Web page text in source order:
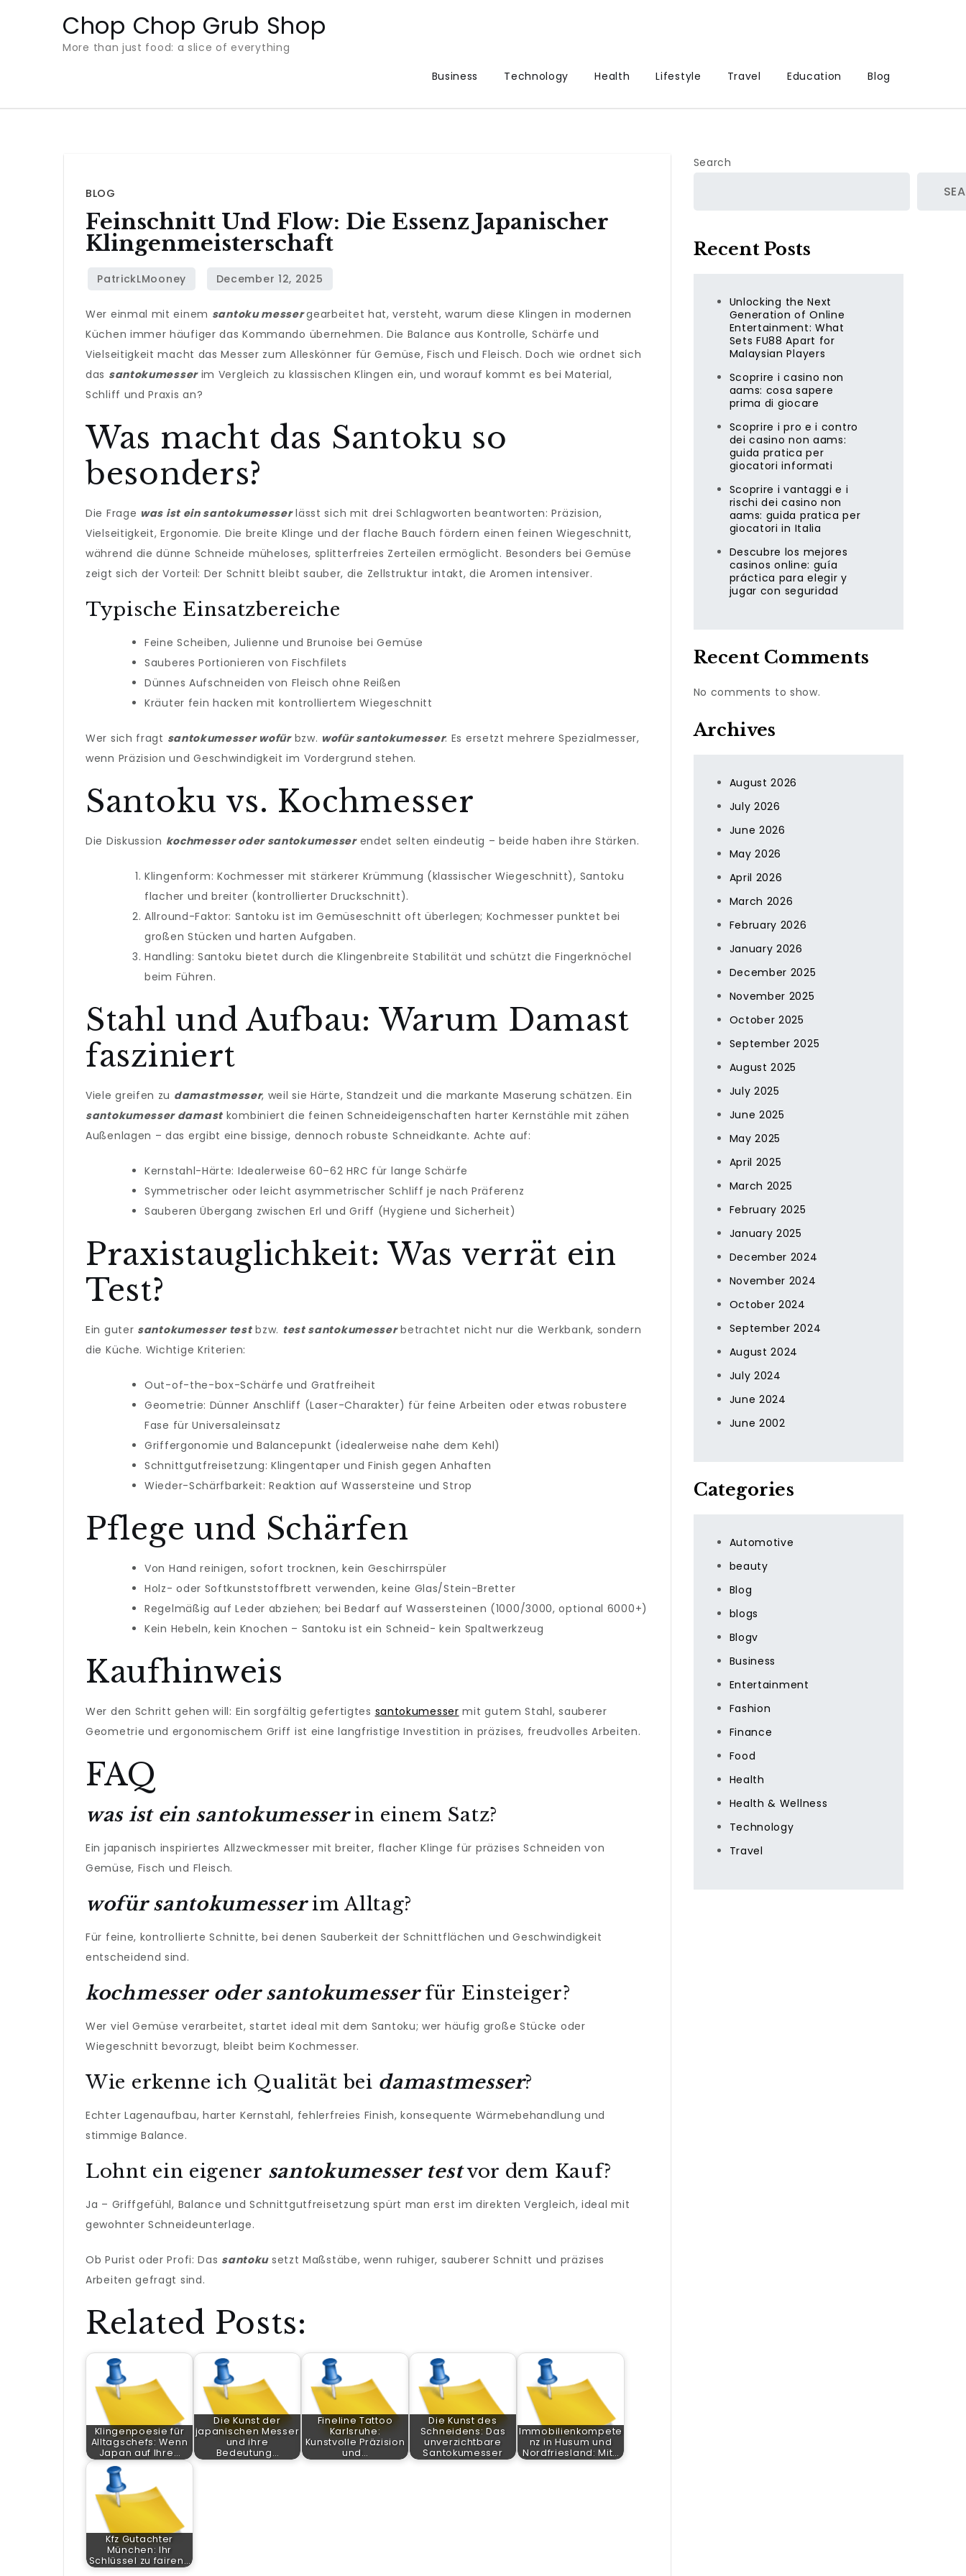
Chop Chop Grub Shop
More than just food: a slice of everything
Business
Technology Health Lifestyle Travel Education Blog
BLOG
Feinschnitt Und Flow: Die Essenz Japanischer
Klingenmeisterschaft
Wer einmal mit einem santoku messergearbeitet hat, versteht, warum diese Klingen in modernen
Küchen immer häufiger das Kommando übernehmen. Die Balance aus Kontrolle, Schärfe und
Vielseitigkeit macht das Messer zum Alleskönner für Gemüse, Fisch und Fleisch. Doch wie ordnet sich
das santokumesserim Vergleich zu klassischen Klingen ein, und worauf kommt es bei Material,
Schliff und Praxis an?
Was macht das Santoku so
besonders?
Die Frage was ist ein santokumesserlässt sich mit drei Schlagworten beantworten: Präzision,
Vielseitigkeit, Ergonomie. Die breite Klinge und der flache Bauch fördern einen feinen Wiegeschnitt,
während die dünne Schneide müheloses, splitterfreies Zerteilen ermöglicht. Besonders bei Gemüse
zeigt sich der Vorteil: Der Schnitt bleibt sauber, die Zellstruktur intakt, die Aromen intensiver.
Typische Einsatzbereiche
Feine Scheiben, Julienne und Brunoise bei Gemüse
Sauberes Portionieren von Fischfilets
Dünnes Aufschneiden von Fleisch ohne Reißen
Kräuter fein hacken mit kontrolliertem Wiegeschnitt
Wer sich fragt santokumesser wofürbzw. wofür santokumesser: Es ersetzt mehrere Spezialmesser,
wenn Präzision und Geschwindigkeit im Vordergrund stehen.
Santoku vs. Kochmesser
Die Diskussion kochmesser oder santokumesserendet selten eindeutig – beide haben ihre Stärken.
Klingenform: Kochmesser mit stärkerer Krümmung (klassischer Wiegeschnitt), Santoku
flacher und breiter (kontrollierter Druckschnitt).
Allround-Faktor: Santoku ist im Gemüseschnitt oft überlegen; Kochmesser punktet bei
großen Stücken und harten Aufgaben.
Handling: Santoku bietet durch die Klingenbreite Stabilität und schützt die Fingerknöchel
beim Führen.
Stahl und Aufbau: Warum Damast
fasziniert
Viele greifen zu damastmesser, weil sie Härte, Standzeit und die markante Maserung schätzen. Ein
santokumesser damast kombiniert die feinen Schneideigenschaften harter Kernstähle mit zähen
Außenlagen – das ergibt eine bissige, dennoch robuste Schneidkante. Achte auf:
Kernstahl-Härte: Idealerweise 60–62 HRC für lange Schärfe
Symmetrischer oder leicht asymmetrischer Schliff je nach Präferenz
Sauberen Übergang zwischen Erl und Griff (Hygiene und Sicherheit)
Praxistauglichkeit: Was verrät ein
Test?
Ein guter santokumesser testbzw. test santokumesserbetrachtet nicht nur die Werkbank, sondern
die Küche. Wichtige Kriterien:
Out-of-the-box-Schärfe und Gratfreiheit
Geometrie: Dünner Anschliff (Laser-Charakter) für feine Arbeiten oder etwas robustere
Fase für Universaleinsatz
Griffergonomie und Balancepunkt (idealerweise nahe dem Kehl)
Schnittgutfreisetzung: Klingentaper und Finish gegen Anhaften
Wieder-Schärfbarkeit: Reaktion auf Wassersteine und Strop
Pflege und Schärfen
Von Hand reinigen, sofort trocknen, kein Geschirrspüler
Holz- oder Softkunststoffbrett verwenden, keine Glas/Stein-Bretter
Regelmäßig auf Leder abziehen; bei Bedarf auf Wassersteinen (1000/3000, optional 6000+)
Kein Hebeln, kein Knochen – Santoku ist ein Schneid- kein Spaltwerkzeug
Kaufhinweis
Wer den Schritt gehen will: Ein sorgfältig gefertigtes santokumesser mit gutem Stahl, sauberer
Geometrie und ergonomischem Griff ist eine langfristige Investition in präzises, freudvolles Arbeiten.
FAQ
was ist ein santokumesserin einem Satz?
Ein japanisch inspiriertes Allzweckmesser mit breiter, flacher Klinge für präzises Schneiden von
Gemüse, Fisch und Fleisch.
wofür santokumesserim Alltag?
Für feine, kontrollierte Schnitte, bei denen Sauberkeit der Schnittflächen und Geschwindigkeit
entscheidend sind.
kochmesser oder santokumesserfür Einsteiger?
Wer viel Gemüse verarbeitet, startet ideal mit dem Santoku; wer häufig große Stücke oder
Wiegeschnitt bevorzugt, bleibt beim Kochmesser.
Wie erkenne ich Qualität bei damastmesser?
Echter Lagenaufbau, harter Kernstahl, fehlerfreies Finish, konsequente Wärmebehandlung und
stimmige Balance.
Lohnt ein eigener santokumesser testvor dem Kauf?
Ja – Griffgefühl, Balance und Schnittgutfreisetzung spürt man erst im direkten Vergleich, ideal mit
gewohnter Schneideunterlage.
Ob Purist oder Profi: Das santokusetzt Maßstäbe, wenn ruhiger, sauberer Schnitt und präzises
Arbeiten gefragt sind.
Related Posts:
Klingenpoesie für
Alltagschefs: Wenn
Japan auf Ihre…
Die Kunst der
japanischen Messer
und ihre
Bedeutung…
Fineline Tattoo
Karlsruhe:
Kunstvolle Präzision
und…
Die Kunst des
Schneidens: Das
unverzichtbare
Santokumesser
Immobilienkompete
nz in Husum und
Nordfriesland: Mit…
Kfz Gutachter
München: Ihr
Schlüssel zu fairen…
Search
Recent Posts
Unlocking the Next
Generation of Online
Entertainment: What
Sets FU88 Apart for
Malaysian Players
Scoprire i casino non
aams: cosa sapere
prima di giocare
Scoprire i pro e i contro
dei casino non aams:
guida pratica per
giocatori informati
Scoprire i vantaggi e i
rischi dei casino non
aams: guida pratica per
giocatori in Italia
Descubre los mejores
casinos online: guía
práctica para elegir y
jugar con seguridad
Recent Comments
No comments to show.
Archives
August 2026
July 2026
June 2026
May 2026
April 2026
March 2026
February 2026
January 2026
December 2025
November 2025
October 2025
September 2025
August 2025
July 2025
June 2025
May 2025
April 2025
March 2025
February 2025
January 2025
December 2024
November 2024
October 2024
September 2024
August 2024
July 2024
June 2024
June 2002
Categories
Automotive
beauty
Blog
blogs
Blogv
Business
Entertainment
Fashion
Finance
Food
Health
Health & Wellness
Technology
Travel